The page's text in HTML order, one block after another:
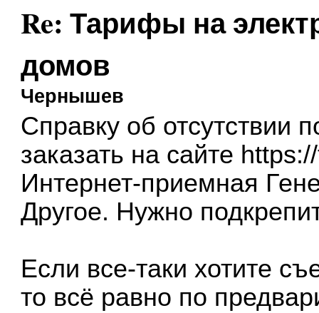
Re: Тарифы на
домов
Чернышев
Справку об отсутствии
заказать на сайте
Интернет-приемная
Другое. Нужно
Если все-таки хотите
то всё равно по